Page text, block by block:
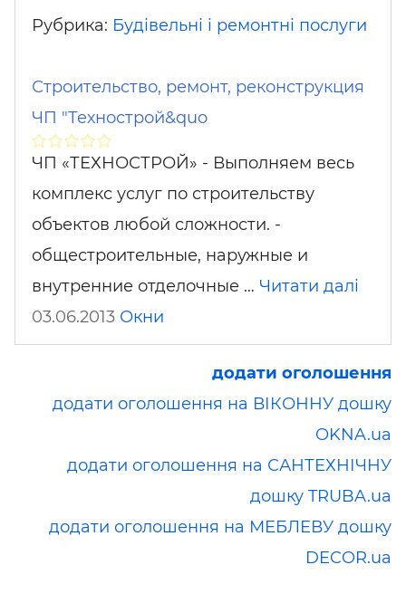
Рубрика: Будівельні і ремонтні послуги
Строительство, ремонт, реконструкция
ЧП "Технострой&quo
ЧП «ТЕХНОСТРОЙ» - Выполняем весь
комплекс услуг по строительству
объектов любой сложности. -
общестроительные, наружные и
внутренние отделочные … Читати далі
03.06.2013 Окни
додати оголошення
додати оголошення на ВІКОННУ дошку
OKNA.ua
додати оголошення на САНТЕХНІЧНУ
дошку TRUBA.ua
додати оголошення на МЕБЛЕВУ дошку
DECOR.ua